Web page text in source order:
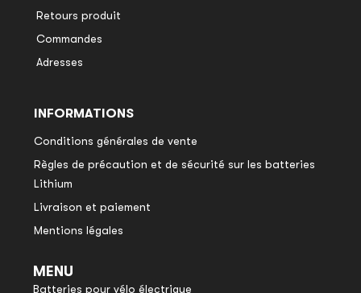
Retours produit
Commandes
Adresses
INFORMATIONS
Conditions générales de vente
Règles de précaution et de sécurité sur les batteries
Lithium
Livraison et paiement
Mentions légales
MENU
Batteries pour vélo électrique